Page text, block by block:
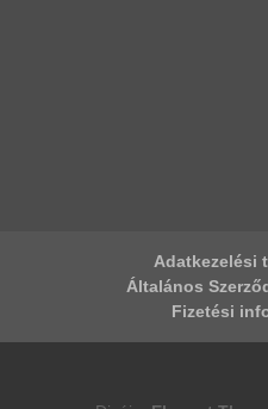
Adatkezelési
Általános
Fizetési